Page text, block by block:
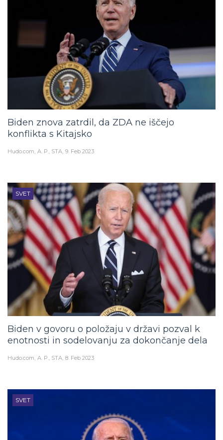
Biden znova zatrdil, da ZDA ne iščejo
konflikta s Kitajsko
Hudo.com A. P., STA 9. Feb 2023
SVET
Biden v govoru o položaju v državi pozval k
enotnosti in sodelovanju za dokončanje dela
Hudo.com A. P., STA 8. Feb 2023
SVET